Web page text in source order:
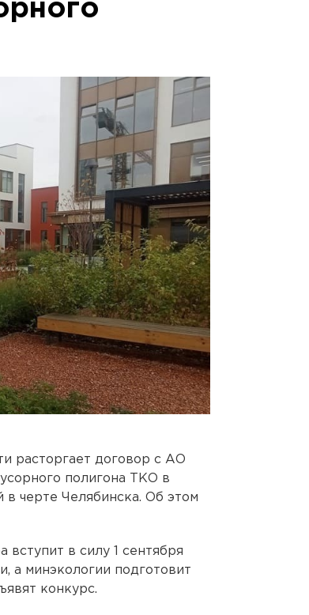
расторгает договор с АО
полигона ТКО в
черте Челябинска. Об этом
в силу 1 сентября
а минэкологии подготовит
конкурс.